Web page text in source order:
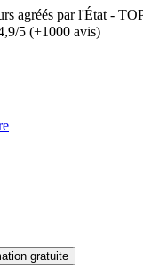
agréés par l'État -
5 (+1000 avis)
gratuite